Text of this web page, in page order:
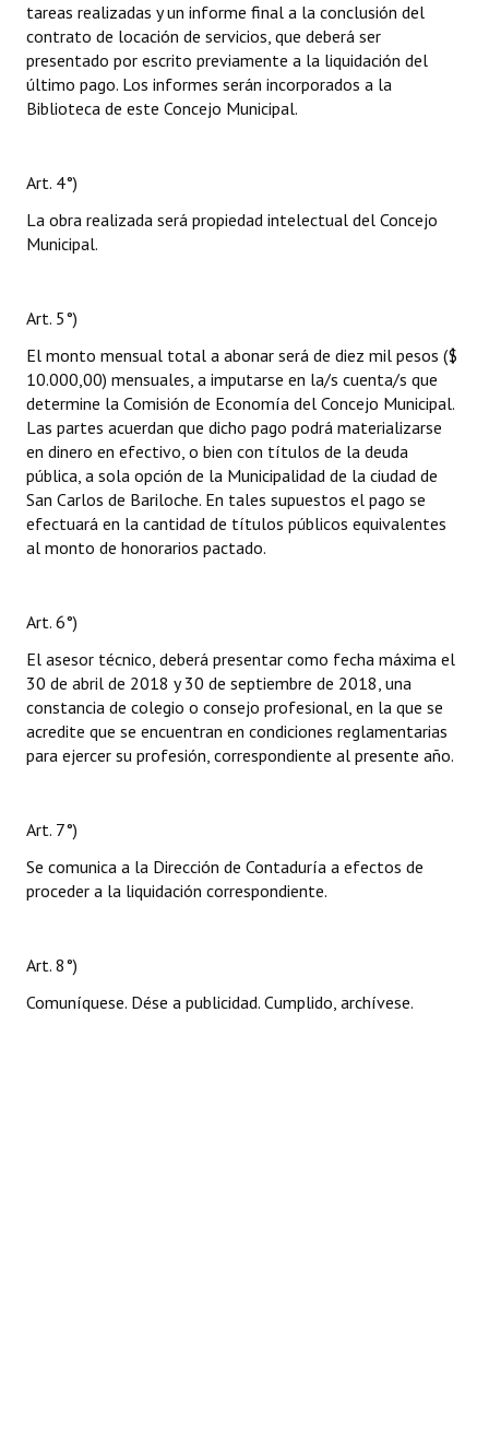
tareas realizadas y un informe final a la conclusión del
contrato de locación de servicios, que deberá ser
presentado por escrito previamente a la liquidación del
último pago. Los informes serán incorporados a la
Biblioteca de este Concejo Municipal.
Art. 4°)
La obra realizada será propiedad intelectual del Concejo
Municipal.
Art. 5°)
El monto mensual total a abonar será de diez mil pesos ($
10.000,00) mensuales, a imputarse en la/s cuenta/s que
determine la Comisión de Economía del Concejo Municipal.
Las partes acuerdan que dicho pago podrá materializarse
en dinero en efectivo, o bien con títulos de la deuda
pública, a sola opción de la Municipalidad de la ciudad de
San Carlos de Bariloche. En tales supuestos el pago se
efectuará en la cantidad de títulos públicos equivalentes
al monto de honorarios pactado.
Art. 6°)
El asesor técnico, deberá presentar como fecha máxima el
30 de abril de 2018 y 30 de septiembre de 2018, una
constancia de colegio o consejo profesional, en la que se
acredite que se encuentran en condiciones reglamentarias
para ejercer su profesión, correspondiente al presente año.
Art. 7°)
Se comunica a la Dirección de Contaduría a efectos de
proceder a la liquidación correspondiente.
Art. 8°)
Comuníquese. Dése a publicidad. Cumplido, archívese.